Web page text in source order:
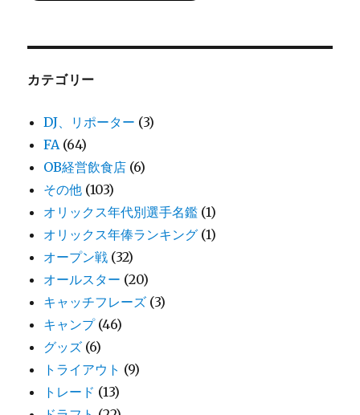
カテゴリー
DJ、リポーター (3)
FA(64)
OB経営飲食店 (6)
その他 (103)
オリックス年代別選手名鑑 (1)
オリックス年俸ランキング (1)
オープン戦 (32)
オールスター (20)
キャッチフレーズ (3)
キャンプ(46)
グッズ (6)
トライアウト (9)
トレード (13)